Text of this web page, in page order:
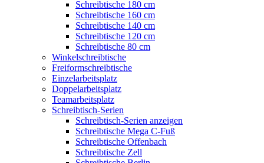
Schreibtische 180 cm
Schreibtische 160 cm
Schreibtische 140 cm
Schreibtische 120 cm
Schreibtische 80 cm
Winkelschreibtische
Freiformschreibtische
Einzelarbeitsplatz
Doppelarbeitsplatz
Teamarbeitsplatz
Schreibtisch-Serien
Schreibtisch-Serien anzeigen
Schreibtische Mega C-Fuß
Schreibtische Offenbach
Schreibtische Zell